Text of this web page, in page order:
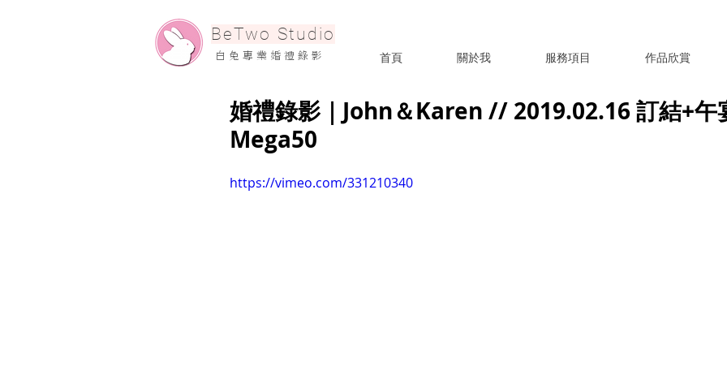
​BeTwo Studio
​白 兔 專 業 婚 禮 錄 影 首頁 關於我 服務項目 作品欣賞
婚禮錄影｜John＆Karen // 2019.02.16 訂結+午
Mega50
https://vimeo.com/331210340